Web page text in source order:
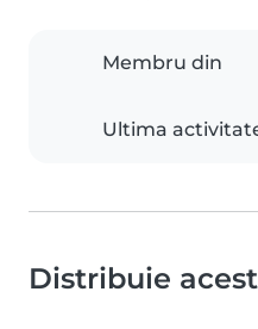
Membru din
Ultima
Distribuie